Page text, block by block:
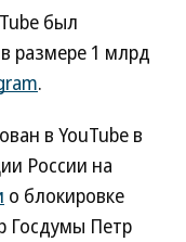
был
размере 1 млрд
.
в YouTube в
России на
о блокировке
Госдумы Петр